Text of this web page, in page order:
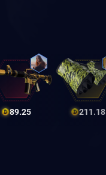
89.25 211.18